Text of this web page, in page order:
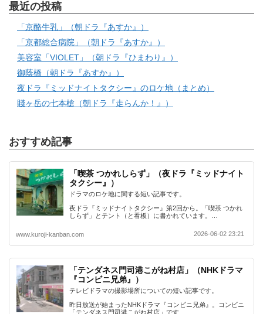
最近の投稿
「京酪牛乳」（朝ドラ『あすか』）
「京都総合病院」（朝ドラ『あすか』）
美容室「VIOLET」（朝ドラ『ひまわり』）
御蔭橋（朝ドラ『あすか』）
夜ドラ『ミッドナイトタクシー』のロケ地（まとめ）
賤ヶ岳の七本槍（朝ドラ『走らんか！』）
おすすめ記事
「喫茶 つかれしらず」（夜ドラ『ミッドナイト
タクシー』）
ドラマのロケ地に関する短い記事です。
夜ドラ『ミッドナイトタクシー』第2回から。「喫茶 つかれ
しらず」とテント（と看板）に書かれています。…
www.kuroji-kanban.com 2026-06-02 23:21
「テンダネス門司港こがね村店」（NHKドラマ
『コンビニ兄弟』）
テレビドラマの撮影場所についての短い記事です。
昨日放送が始まったNHKドラマ『コンビニ兄弟』。コンビニ
「テンダネス門司港こがね村店」です…